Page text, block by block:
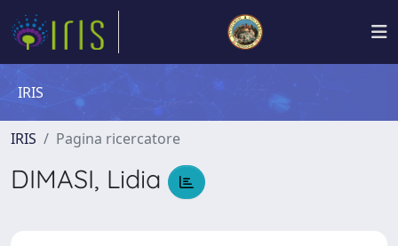
IRIS
IRIS Pagina ricercatore
DIMASI, Lidia